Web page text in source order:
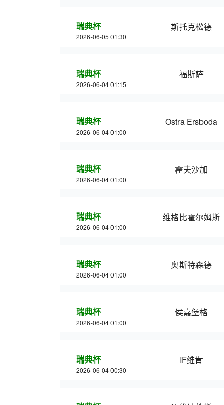
瑞典杯
2026-06-05 01:30
斯托克松德
瑞典杯
2026-06-04 01:15
福斯萨
瑞典杯
2026-06-04 01:00
Ostra Ersboda
瑞典杯
2026-06-04 01:00
霍夫沙加
瑞典杯
2026-06-04 01:00
维格比霍尔姆斯
瑞典杯
2026-06-04 01:00
奥斯特森德
瑞典杯
2026-06-04 01:00
侯嘉堡格
瑞典杯
2026-06-04 00:30
IF维肯